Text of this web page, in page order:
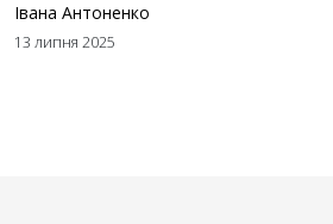
Івана Антоненко
13 липня 2025